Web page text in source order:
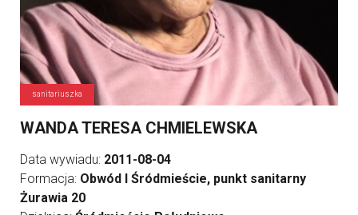
sanitariuszka
WANDA TERESA CHMIELEWSKA
Data wywiadu: 2011-08-04
Formacja: Obwód I Śródmieście, punkt sanitarny
Żurawia 20